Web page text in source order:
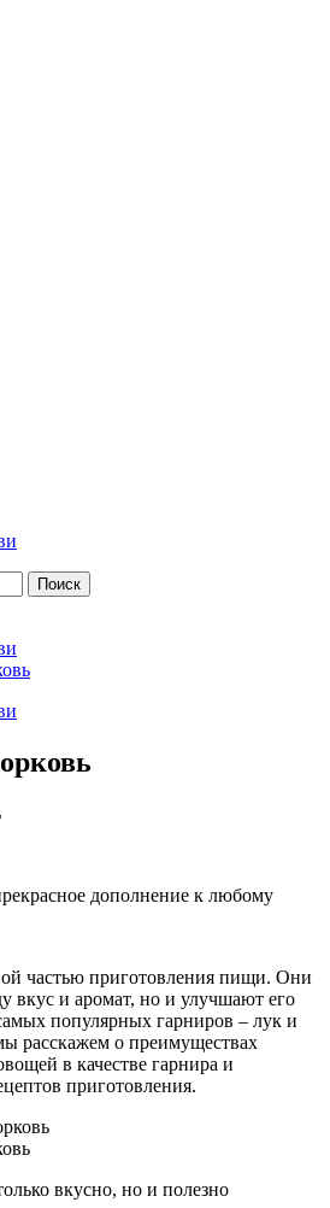
дополнение к любому
частью приготовления пищи. Они
вкус и аромат, но и улучшают его
популярных гарниров – лук и
расскажем о преимуществах
в качестве гарнира и
приготовления.
вкусно, но и полезно